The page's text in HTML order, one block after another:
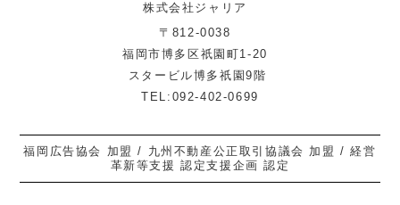
株式会社ジャリア
〒812-0038
福岡市博多区祇園町1-20
スタービル博多祇園9階
TEL:092-402-0699
福岡広告協会 加盟 / 九州不動産公正取引協議会 加盟 / 経営
革新等支援 認定支援企画 認定